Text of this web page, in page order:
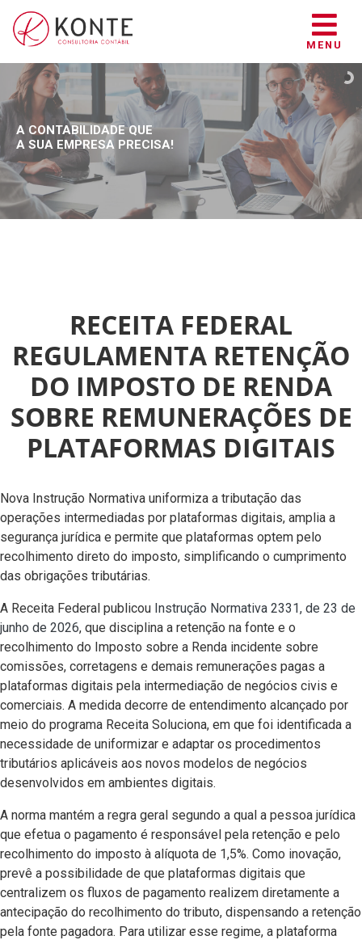
MENU
A CONTABILIDADE QUE
A SUA EMPRESA PRECISA!
RECEITA FEDERAL
REGULAMENTA RETENÇÃO
DO IMPOSTO DE RENDA
SOBRE REMUNERAÇÕES DE
PLATAFORMAS DIGITAIS
Nova Instrução Normativa uniformiza a tributação das
operações intermediadas por plataformas digitais, amplia a
segurança jurídica e permite que plataformas optem pelo
recolhimento direto do imposto, simplificando o cumprimento
das obrigações tributárias.
A Receita Federal publicou Instrução Normativa 2331, de 23 de
junho de 2026, que disciplina a retenção na fonte e o
recolhimento do Imposto sobre a Renda incidente sobre
comissões, corretagens e demais remunerações pagas a
plataformas digitais pela intermediação de negócios civis e
comerciais. A medida decorre de entendimento alcançado por
meio do programa Receita Soluciona, em que foi identificada a
necessidade de uniformizar e adaptar os procedimentos
tributários aplicáveis aos novos modelos de negócios
desenvolvidos em ambientes digitais.
A norma mantém a regra geral segundo a qual a pessoa jurídica
que efetua o pagamento é responsável pela retenção e pelo
recolhimento do imposto à alíquota de 1,5%. Como inovação,
prevê a possibilidade de que plataformas digitais que
centralizem os fluxos de pagamento realizem diretamente a
antecipação do recolhimento do tributo, dispensando a retenção
pela fonte pagadora. Para utilizar esse regime, a plataforma